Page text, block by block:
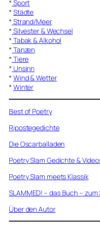
* Sport
* Städte
* Strand/Meer
* Silvester & Wechsel
* Tabak & Alkohol
* Tanzen
* Tiere
* Unsinn
* Wind & Wetter
* Winter
Best of Poetry
Ripostegedichte
Die Oscarballaden
Poetry Slam Gedichte &
Poetry Slam meets Klassik
SLAMMED! – das Buch –
Über den Autor